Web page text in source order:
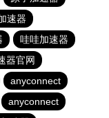
速器
哇哇加速器
器官网
anyconnect
anyconnect